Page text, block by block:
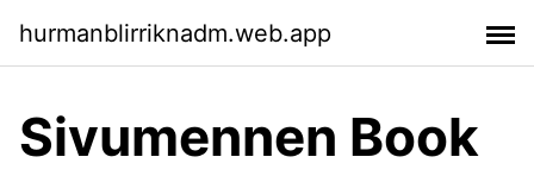
hurmanblirriknadm.web.app
Sivumennen Book